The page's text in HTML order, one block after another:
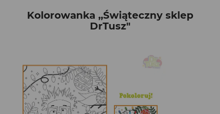
Kolorowanka ,,Świąteczny sklep
DrTusz"